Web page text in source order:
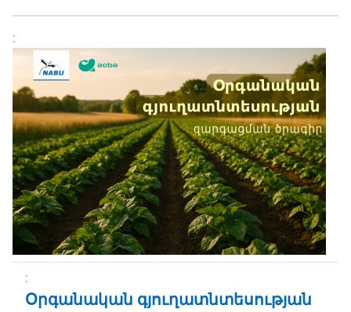
Օրգանական գյուղատնտեսության